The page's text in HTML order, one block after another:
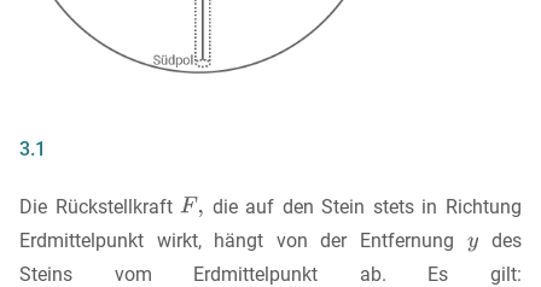
3.1
Die Rückstellkraft
die auf den Stein stets in Richtung
Erdmittelpunkt wirkt, hängt von der Entfernung
des
Steins vom Erdmittelpunkt ab. Es gilt: